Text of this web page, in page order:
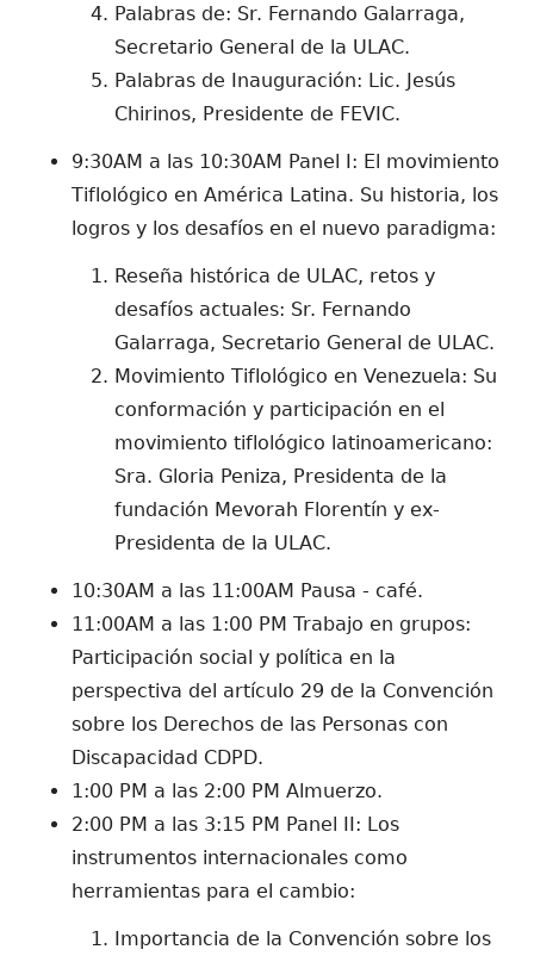
Palabras de: Sr. Fernando Galarraga,
Secretario General de la ULAC.
Palabras de Inauguración: Lic. Jesús
Chirinos, Presidente de FEVIC.
9:30AM a las 10:30AM Panel I: El movimiento
Tiflológico en América Latina. Su historia, los
logros y los desafíos en el nuevo paradigma:
Reseña histórica de ULAC, retos y
desafíos actuales: Sr. Fernando
Galarraga, Secretario General de ULAC.
Movimiento Tiflológico en Venezuela: Su
conformación y participación en el
movimiento tiflológico latinoamericano:
Sra. Gloria Peniza, Presidenta de la
fundación Mevorah Florentín y ex-
Presidenta de la ULAC.
10:30AM a las 11:00AM Pausa - café.
11:00AM a las 1:00 PM Trabajo en grupos:
Participación social y política en la
perspectiva del artículo 29 de la Convención
sobre los Derechos de las Personas con
Discapacidad CDPD.
1:00 PM a las 2:00 PM Almuerzo.
2:00 PM a las 3:15 PM Panel II: Los
instrumentos internacionales como
herramientas para el cambio:
Importancia de la Convención sobre los